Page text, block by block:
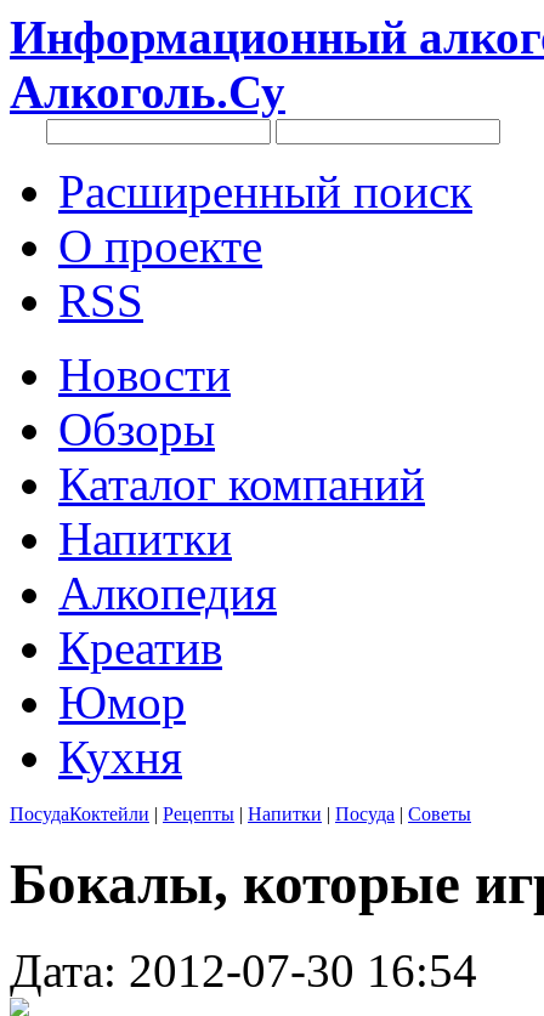
Информационный
Алкоголь.Су
Расширенный поиск
О проекте
RSS
Новости
Обзоры
Каталог компаний
Напитки
Алкопедия
Креатив
Юмор
Кухня
ПосудаКоктейли | Рецепты | Напитки | Посуда | Советы
Бокалы, которые
Дата: 2012-07-30 16:54